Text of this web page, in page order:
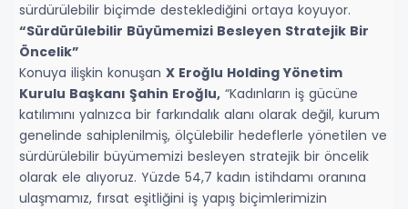
sürdürülebilir biçimde desteklediğini ortaya koyuyor.
“Sürdürülebilir Büyümemizi Besleyen Stratejik Bir
Öncelik”
Konuya ilişkin konuşan X Eroğlu Holding Yönetim
Kurulu Başkanı Şahin Eroğlu, “Kadınların iş gücüne
katılımını yalnızca bir farkındalık alanı olarak değil, kurum
genelinde sahiplenilmiş, ölçülebilir hedeflerle yönetilen ve
sürdürülebilir büyümemizi besleyen stratejik bir öncelik
olarak ele alıyoruz. Yüzde 54,7 kadın istihdamı oranına
ulaşmamız, fırsat eşitliğini iş yapış biçimlerimizin